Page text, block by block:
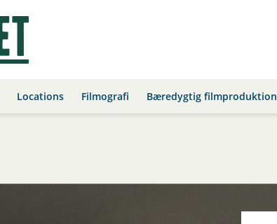
Locations Filmografi Bæredygtig filmproduktion